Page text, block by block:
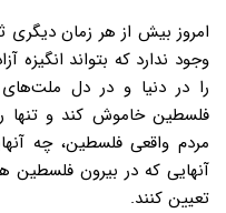
امروز بیش از هر زمان
وجود ندارد که بتواند
را در دنیا و در دل
فلسطین خاموش کند و
مردم واقعی فلسطین، چه
آنهایی که در بیرون فلسطین
تعیین کنند.